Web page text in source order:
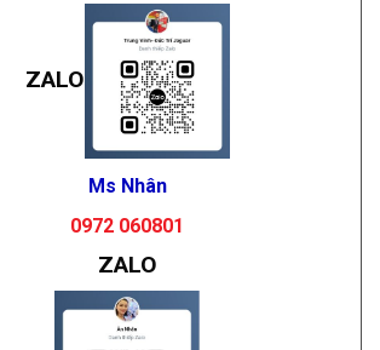
ZALO
Ms Nhân
0972 060801
ZALO